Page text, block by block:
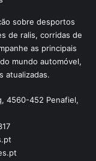
sobre desportos
de ralis, corridas de
as principais
mundo automóvel,
atualizadas.
4560-452 Penafiel,